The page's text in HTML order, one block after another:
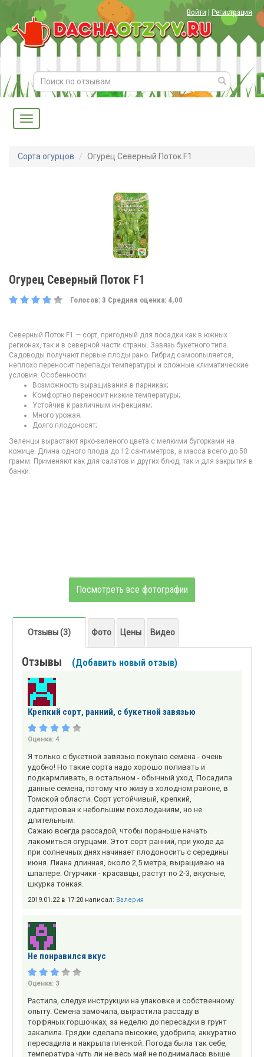
Войти | Регистрация
Сорта огурцов Огурец Северный Поток F1
Огурец Северный Поток F1
Голосов: 3 Средняя оценка: 4,00
Северный Поток F1 — сорт, пригодный для посадки как в южных
регионах, так и в северной части страны. Завязь букетного типа.
Садоводы получают первые плоды рано. Гибрид самоопыляется,
неплохо переносит перепады температуры и сложные климатические
условия. Особенности:
Возможность выращивания в парниках;
Комфортно переносит низкие температуры;
Устойчив к различным инфекциям;
Много урожая;
Долго плодоносят;
Зеленцы вырастают ярко-зеленого цвета с мелкими бугорками на
кожице. Длина одного плода до 12 сантиметров, а масса всего до 50
грамм. Применяют как для салатов и других блюд, так и для закрытия в
банки.
Посмотреть все фотографии
Отзывы (3) Фото Цены Видео
Отзывы (Добавить новый отзыв)
Крепкий сорт, ранний, с букетной завязью
Оценка: 4
Я только с букетной завязью покупаю семена - очень
удобно! Но такие сорта надо хорошо поливать и
подкармливать, в остальном - обычный уход. Посадила
данные семена, потому что живу в холодном районе, в
Томской области. Cорт устойчивый, крепкий,
адаптирован к небольшим похолоданиям, но не
длительным.
Сажаю всегда рассадой, чтобы пораньше начать
лакомиться огурцами. Этот сорт ранний, при уходе да
при солнечных днях начинает плодоносить с середины
июня. Лиана длинная, около 2,5 метра, выращиваю на
шпалере. Огурчики - красавцы, растут по 2-3, вкусные,
шкурка тонкая.
2019.01.22 в 17:20 написал: Валерия
Не понравился вкус
Оценка: 3
Растила, следуя инструкции на упаковке и собственному
опыту. Семена замочила, вырастила рассаду в
торфяных горшочках, за неделю до пересадки в грунт
закалила. Грядки сделала высокие, удобрила, аккуратно
пересадила и накрыла пленкой. Погода была так себе,
температура чуть ли не весь май не поднималась выше